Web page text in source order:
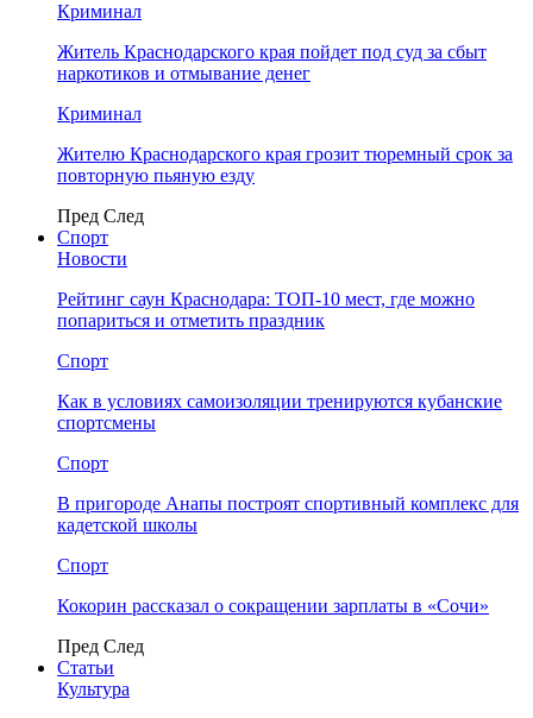
Криминал
Житель Краснодарского края пойдет под суд за сбыт
наркотиков и отмывание денег
Криминал
Жителю Краснодарского края грозит тюремный срок за
повторную пьяную езду
Пред След
Спорт
Новости
Рейтинг саун Краснодара: ТОП-10 мест, где можно
попариться и отметить праздник
Спорт
Как в условиях самоизоляции тренируются кубанские
спортсмены
Спорт
В пригороде Анапы построят спортивный комплекс для
кадетской школы
Спорт
Кокорин рассказал о сокращении зарплаты в «Сочи»
Пред След
Статьи
Культура